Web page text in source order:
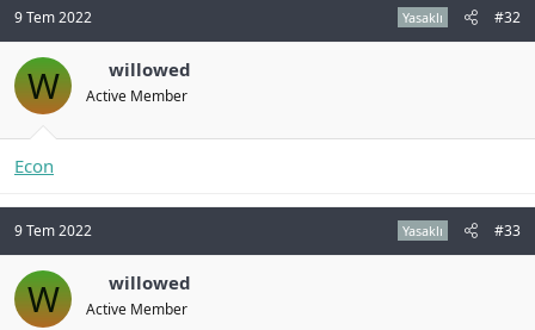
9 Tem 2022 Yasaklı #32
W willowed
Active Member
Econ
9 Tem 2022 Yasaklı #33
W willowed
Active Member